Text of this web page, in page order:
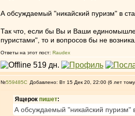
А обсуждаемый "никайский пуризм" в
Так что, если бы Вы и Ваши
пуристами", то и вопросов бы не
Ответы на этот пост: Raudex
№559485 Добавлено: Вт 15 Дек 20, 22:00 (6 лет
Ящерок пишет:
А обсуждаемый "никайский пуризм"